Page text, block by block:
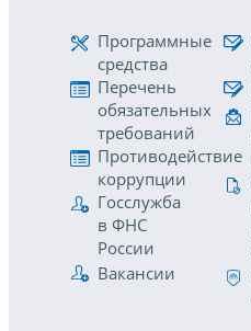
Программные
средства
Перечень
обязательных
требований
Противодействие
коррупции
Госслужба
в ФНС
России
Вакансии